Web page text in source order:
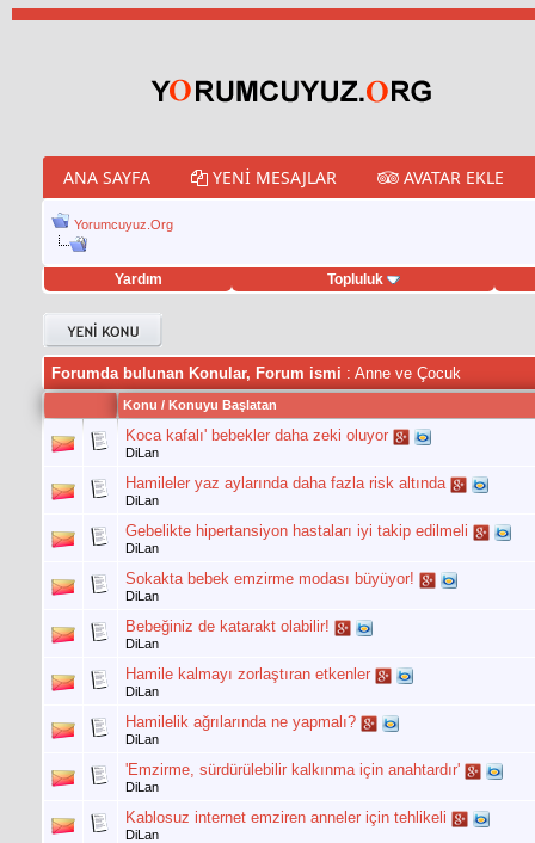
ANA SAYFA YENI MESAJLAR AVATAR EKLE
Yorumcuyuz.Org
Yardım Topluluk
hilesi
Forumda bulunan Konular, Forum ismi : Anne ve Çocuk
Konu / Konuyu Başlatan
Koca kafalı' bebekler daha zeki oluyor
DiLan
Hamileler yaz aylarında daha fazla risk altında
DiLan
Gebelikte hipertansiyon hastaları iyi takip edilmeli
DiLan
Sokakta bebek emzirme modası büyüyor!
DiLan
Bebeğiniz de katarakt olabilir!
DiLan
Hamile kalmayı zorlaştıran etkenler
DiLan
Hamilelik ağrılarında ne yapmalı?
DiLan
'Emzirme, sürdürülebilir kalkınma için anahtardır'
DiLan
Kablosuz internet emziren anneler için tehlikeli
DiLan